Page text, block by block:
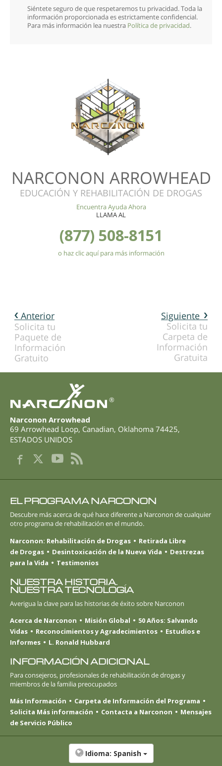
Siéntete seguro de que respetaremos tu privacidad. Toda la
información proporcionada es estrictamente confidencial.
Para más información lea nuestra Política de privacidad.
NARCONON ARROWHEAD
EDUCACIÓN Y REHABILITACIÓN DE DROGAS
Encuentra Ayuda Ahora
LLAMA AL
(877) 508-8151
o haz clic aquí para más información
Siguiente
Solicita tu
Carpeta de
Información
Gratuita
Anterior
Solicita tu
Paquete de
Información
Gratuito
®
Narconon Arrowhead
69 Arrowhead Loop, Canadian, Oklahoma 74425,
ESTADOS UNIDOS
EL PROGRAMA NARCONON
Descubre más acerca de qué hace diferente a Narconon de cualquier
otro programa de rehabilitación en el mundo.
Narconon: Rehabilitación de Drogas
Retirada Libre
de Drogas
Desintoxicación de la Nueva Vida
Destrezas
para la Vida
Testimonios
NUESTRA HISTORIA.
NUESTRA TECNOLOGÍA
Averigua la clave para las historias de éxito sobre Narconon
Acerca de Narconon
Misión Global
50 Años: Salvando
Vidas
Reconocimientos y Agradecimientos
Estudios e
Informes
L. Ronald Hubbard
INFORMACIÓN ADICIONAL
Para consejeros, profesionales de rehabilitación de drogas y
miembros de la familia preocupados
Más Información
Carpeta de Información del Programa
Solicita Más información
Contacta a Narconon
Mensajes
de Servicio Público
Idioma: Spanish